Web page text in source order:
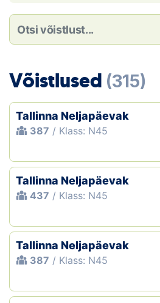
Dokumendid
Suletud maastikud
Ajalugu
Võistlused (315)
Tallinna Neljapäevak
387 / Klass: N45
Tallinna Neljapäevak
437 / Klass: N45
Tallinna Neljapäevak
387 / Klass: N45